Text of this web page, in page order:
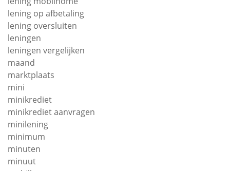
lening op afbetaling
lening oversluiten
leningen
leningen vergelijken
maand
marktplaats
mini
minikrediet
minikrediet aanvragen
minilening
minimum
minuten
minuut